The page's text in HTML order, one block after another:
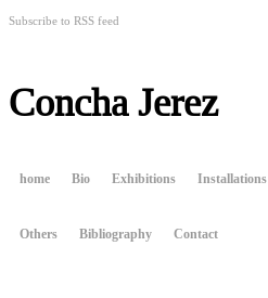
Subscribe to RSS feed
Concha Jerez
home Bio Exhibitions Installations
Others Bibliography Contact